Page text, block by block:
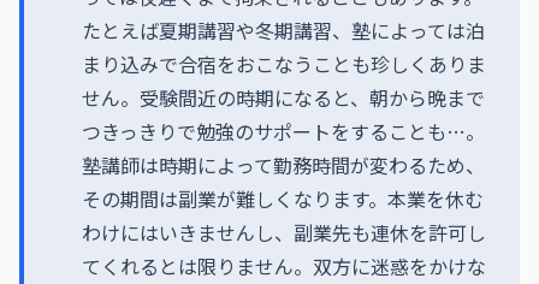
たとえば夏期講習や冬期講習、塾によっては泊
まり込みで合宿をおこなうことも珍しくありま
せん。受験間近の時期になると、朝から晩まで
つきっきりで勉強のサポートをすることも…。
塾講師は時期によって勤務時間が変わるため、
その期間は副業が難しくなります。本業を休む
わけにはいきませんし、副業先も連休を許可し
てくれるとは限りません。双方に迷惑をかけな